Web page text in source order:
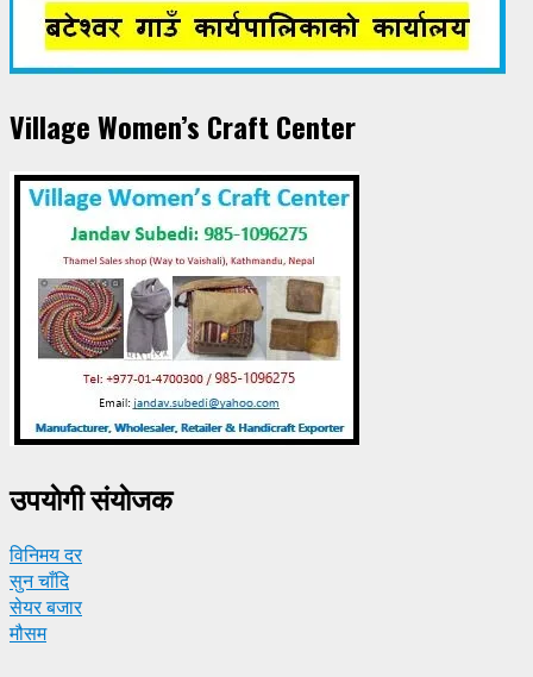
Village Women’s Craft Center
उपयाेगी संयाेजक
विनिमय दर
सुन चाँदि
सेयर बजार
मौसम